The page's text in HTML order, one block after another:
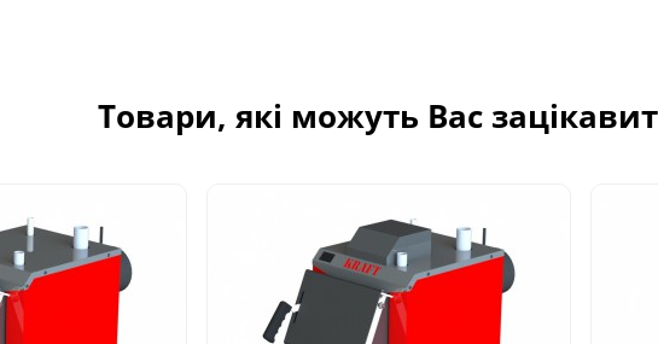
Товари, які можуть Вас